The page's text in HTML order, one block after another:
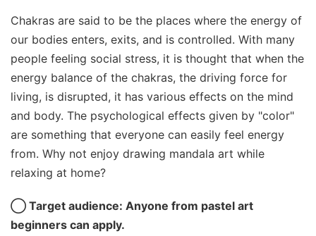
Chakras are said to be the places where the energy of
our bodies enters, exits, and is controlled. With many
people feeling social stress, it is thought that when the
energy balance of the chakras, the driving force for
living, is disrupted, it has various effects on the mind
and body. The psychological effects given by "color"
are something that everyone can easily feel energy
from. Why not enjoy drawing mandala art while
relaxing at home?
◯ Target audience: Anyone from pastel art
beginners can apply.